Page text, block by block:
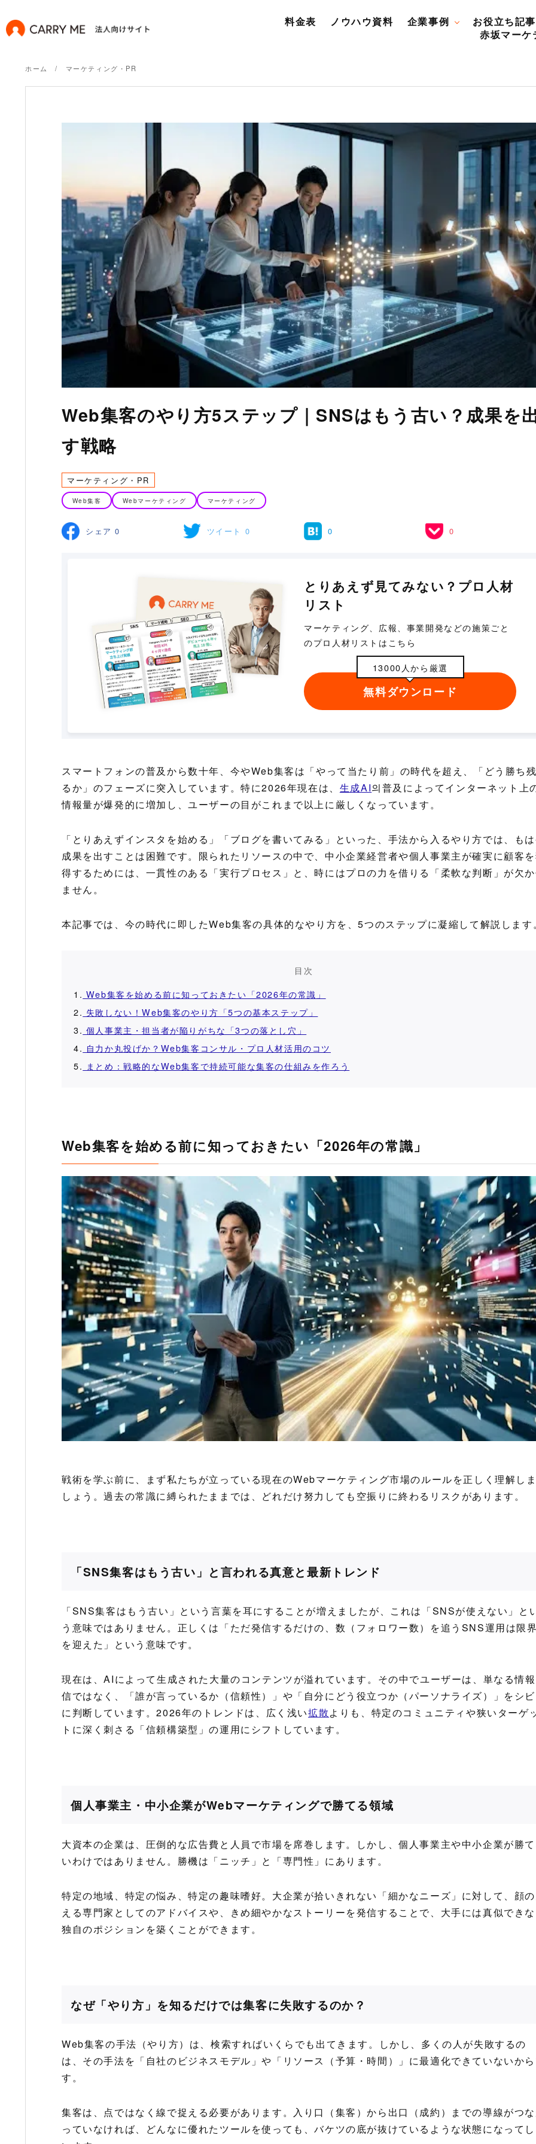
料金表 ノウハウ資料 企業事例
お役立ち記事
赤坂マーケ
ホーム マーケティング・PR
Web集客のやり方5ステップ｜SNSはもう古い？成果を
す戦略
マーケティング・PR
Web集客 Webマーケティング マーケティング
シェア 0 ツイート 0 0 0
とりあえず見てみない？プロ人材
リスト
マーケティング、広報、事業開発などの施策ごと
のプロ人材リストはこちら
13000人から厳選
無料ダウンロード
スマートフォンの普及から数十年、今やWeb集客は「やって当たり前」の時代を超え、「どう勝ち
るか」のフェーズに突入しています。特に2026年現在は、 生成AI의普及によってインターネット上
情報量が爆発的に増加し、ユーザーの目がこれまで以上に厳しくなっています。
「とりあえずインスタを始める」「ブログを書いてみる」といった、手法から入るやり方では、も
成果を出すことは困難です。限られたリソースの中で、中小企業経営者や個人事業主が確実に顧客
得するためには、一貫性のある「実行プロセス」と、時にはプロの力を借りる「柔軟な判断」が欠
ません。
本記事では、今の時代に即したWeb集客の具体的なやり方を、5つのステップに凝縮して解説します
目次
1. Web集客を始める前に知っておきたい「2026年の常識」
2. 失敗しない！Web集客のやり方「5つの基本ステップ」
3. 個人事業主・担当者が陥りがちな「3つの落とし穴」
4. 自力か丸投げか？Web集客コンサル・プロ人材活用のコツ
5. まとめ：戦略的なWeb集客で持続可能な集客の仕組みを作ろう
Web集客を始める前に知っておきたい「2026年の常識」
戦術を学ぶ前に、まず私たちが立っている現在のWebマーケティング市場のルールを正しく理解し
しょう。過去の常識に縛られたままでは、どれだけ努力しても空振りに終わるリスクがあります。
「SNS集客はもう古い」と言われる真意と最新トレンド
「SNS集客はもう古い」という言葉を耳にすることが増えましたが、これは「SNSが使えない」と
う意味ではありません。正しくは「ただ発信するだけの、数（フォロワー数）を追うSNS運用は限
を迎えた」という意味です。
現在は、AIによって生成された大量のコンテンツが溢れています。その中でユーザーは、単なる情
信ではなく、「誰が言っているか（信頼性）」や「自分にどう役立つか（パーソナライズ）」をシ
に判断しています。2026年のトレンドは、広く浅い拡散よりも、特定のコミュニティや狭いターゲ
トに深く刺さる「信頼構築型」の運用にシフトしています。
個人事業主・中小企業がWebマーケティングで勝てる領域
大資本の企業は、圧倒的な広告費と人員で市場を席巻します。しかし、個人事業主や中小企業が勝
いわけではありません。勝機は「ニッチ」と「専門性」にあります。
特定の地域、特定の悩み、特定の趣味嗜好。大企業が拾いきれない「細かなニーズ」に対して、顔
える専門家としてのアドバイスや、きめ細やかなストーリーを発信することで、大手には真似でき
独自のポジションを築くことができます。
なぜ「やり方」を知るだけでは集客に失敗するのか？
Web集客の手法（やり方）は、検索すればいくらでも出てきます。しかし、多くの人が失敗するの
は、その手法を「自社のビジネスモデル」や「リソース（予算・時間）」に最適化できていないか
す。
集客は、点ではなく線で捉える必要があります。入り口（集客）から出口（成約）までの導線がつ
っていなければ、どんなに優れたツールを使っても、バケツの底が抜けているような状態になって